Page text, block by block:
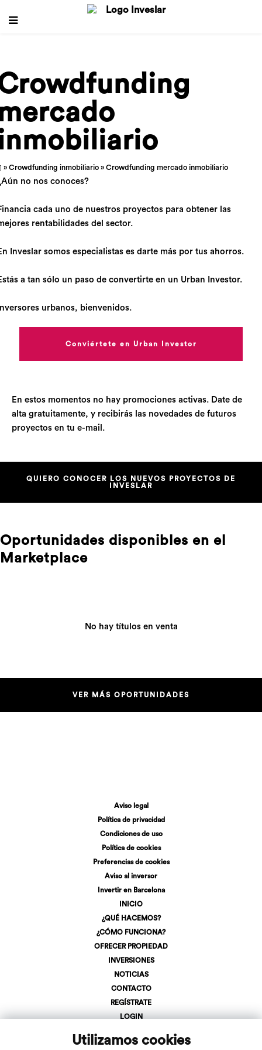
Utilizamos cookies
» Crowdfunding inmobiliario » Crowdfunding mercado inmobiliario
no nos conoces?
cada uno de nuestros proyectos para obtener las
rentabilidades del sector.
Inveslar somos especialistas es darte más por tus ahorros.
a tan sólo un paso de convertirte en un Urban Investor.
urbanos, bienvenidos.
Conviértete en Urban Investor
En estos momentos no hay promociones activas. Date de
alta gratuitamente, y recibirás las novedades de futuros
proyectos en tu e-mail.
QUIERO CONOCER LOS NUEVOS PROYECTOS DE
INVESLAR
Oportunidades disponibles en el
Marketplace
No hay títulos en venta
VER MÁS OPORTUNIDADES
Aviso legal
Política de privacidad
Condiciones de uso
Política de cookies
Preferencias de cookies
Aviso al inversor
Invertir en Barcelona
INICIO
¿QUÉ HACEMOS?
¿CÓMO FUNCIONA?
OFRECER PROPIEDAD
INVERSIONES
NOTICIAS
CONTACTO
REGÍSTRATE
LOGIN
info@inveslar.com